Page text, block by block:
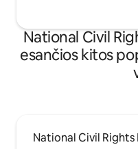
National Civil
esančios kitos
National Civil Rights